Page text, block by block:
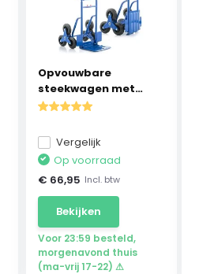
Opvouwbare
steekwagen met
traploper -...
Vergelijk
Op voorraad
€ 66,95 Incl. btw
Bekijken
Voor 23:59 besteld,
morgenavond thuis
(ma-vrij 17-22) ⚠